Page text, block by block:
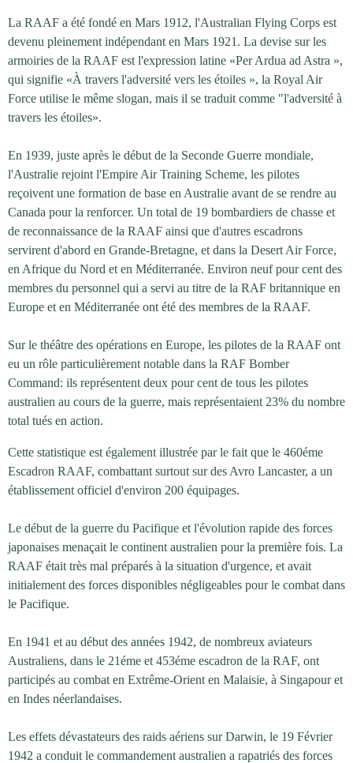
La RAAF a été fondé en Mars 1912, l'Australian Flying Corps est
devenu pleinement indépendant en Mars 1921. La devise sur les
armoiries de la RAAF est l'expression latine «Per Ardua ad Astra »,
qui signifie «À travers l'adversité vers les étoiles », la Royal Air
Force utilise le même slogan, mais il se traduit comme "l'adversité à
travers les étoiles».
En 1939, juste après le début de la Seconde Guerre mondiale,
l'Australie rejoint l'Empire Air Training Scheme, les pilotes
reçoivent une formation de base en Australie avant de se rendre au
Canada pour la renforcer. Un total de 19 bombardiers de chasse et
de reconnaissance de la RAAF ainsi que d'autres escadrons
servirent d'abord en Grande-Bretagne, et dans la Desert Air Force,
en Afrique du Nord et en Méditerranée. Environ neuf pour cent des
membres du personnel qui a servi au titre de la RAF britannique en
Europe et en Méditerranée ont été des membres de la RAAF.
Sur le théâtre des opérations en Europe, les pilotes de la RAAF ont
eu un rôle particulièrement notable dans la RAF Bomber
Command: ils représentent deux pour cent de tous les pilotes
australien au cours de la guerre, mais représentaient 23% du nombre
total tués en action.
Cette statistique est également illustrée par le fait que le 460éme
Escadron RAAF, combattant surtout sur des Avro Lancaster, a un
établissement officiel d'environ 200 équipages.
Le début de la guerre du Pacifique et l'évolution rapide des forces
japonaises menaçait le continent australien pour la première fois. La
RAAF était très mal préparés à la situation d'urgence, et avait
initialement des forces disponibles négligeables pour le combat dans
le Pacifique.
En 1941 et au début des années 1942, de nombreux aviateurs
Australiens, dans le 21éme et 453éme escadron de la RAF, ont
participés au combat en Extrême-Orient en Malaisie, à Singapour et
en Indes néerlandaises.
Les effets dévastateurs des raids aériens sur Darwin, le 19 Février
1942 a conduit le commandement australien a rapatriés des forces